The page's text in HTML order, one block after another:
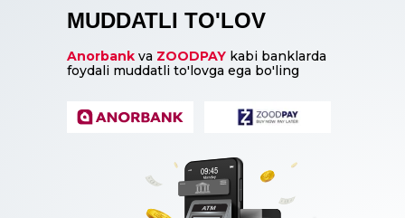
MUDDATLI TO'LOV
Anorbank va ZOODPAY kabi banklarda
foydali muddatli to'lovga ega bo'ling